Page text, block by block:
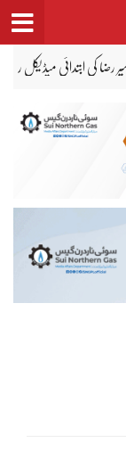
حراست میں جاں بحق